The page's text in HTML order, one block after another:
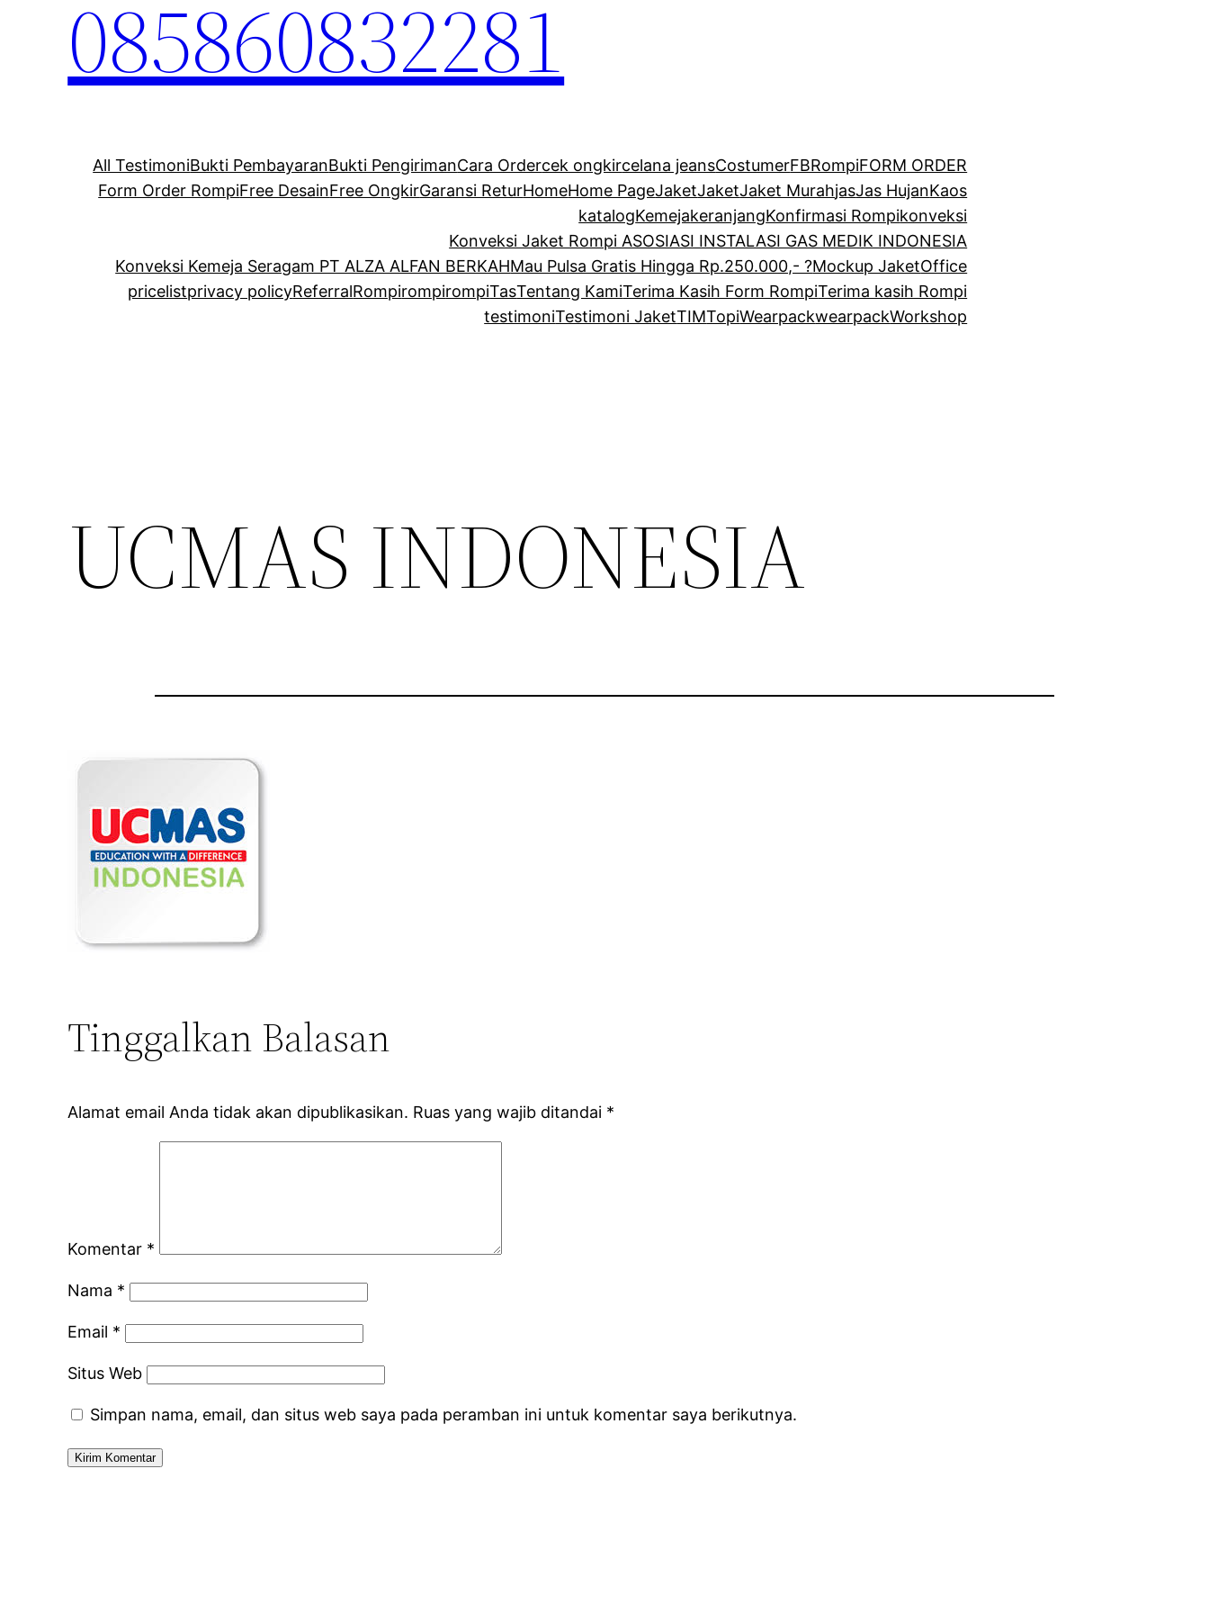
085860832281
All TestimoniBukti PembayaranBukti PengirimanCara Ordercek ongkircelana jeansCostumerFBRompiFORM ORDER
Form Order RompiFree DesainFree OngkirGaransi ReturHomeHome PageJaketJaketJaket MurahjasJas HujanKaos
katalogKemejakeranjangKonfirmasi Rompikonveksi
Konveksi Jaket Rompi ASOSIASI INSTALASI GAS MEDIK INDONESIA
Konveksi Kemeja Seragam PT ALZA ALFAN BERKAHMau Pulsa Gratis Hingga Rp.250.000,- ?Mockup JaketOffice
pricelistprivacy policyReferralRompirompirompiTasTentang KamiTerima Kasih Form RompiTerima kasih Rompi
testimoniTestimoni JaketTIMTopiWearpackwearpackWorkshop
UCMAS INDONESIA
Tinggalkan Balasan
Alamat email Anda tidak akan dipublikasikan. Ruas yang wajib ditandai *
Komentar *
Nama *
Email *
Situs Web
Simpan nama, email, dan situs web saya pada peramban ini untuk komentar saya berikutnya.